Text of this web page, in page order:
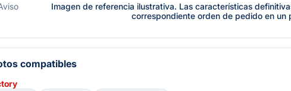
Imagen de referencia ilustrativa. Las características
correspondiente orden de pedido en un
compatibles